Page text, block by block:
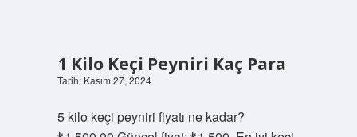
1 Kilo Keçi Peyniri Kaç Para
Tarih: Kasım 27, 2024
5 kilo keçi peyniri fiyatı ne kadar?